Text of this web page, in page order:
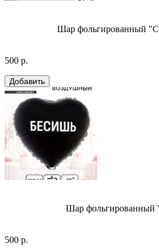
Шар фольгированный
500 р.
Шар фольгированный
500 р.